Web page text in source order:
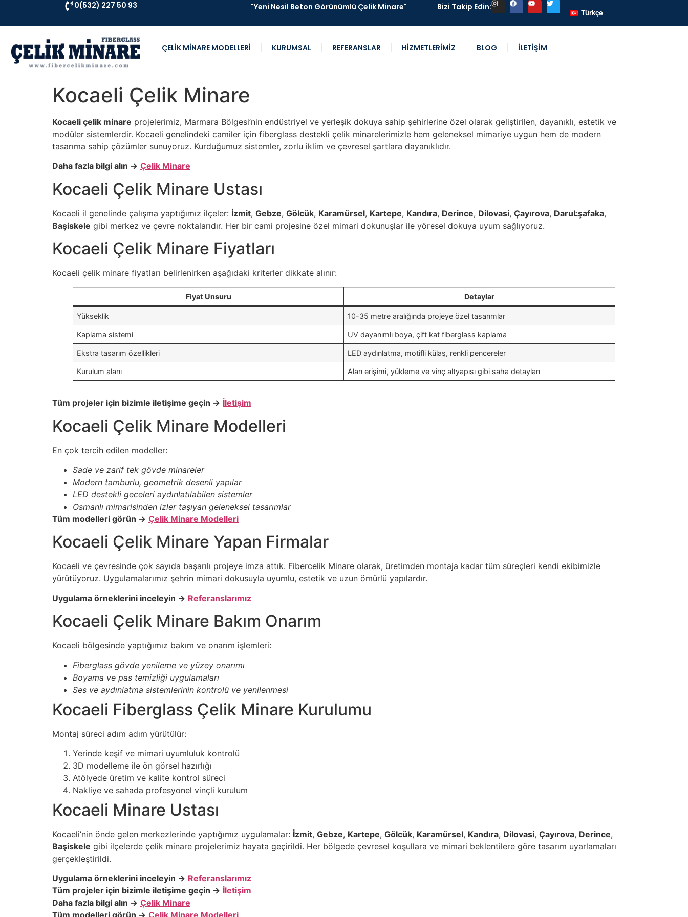
0(532) 227 50 93 "Yeni Nesil Beton Görünümlü Çelik Minare" Bizi Takip Edin:
Türkçe
ÇELİK MİNARE MODELLERİ KURUMSAL REFERANSLAR HİZMETLERİMİZ BLOG İLETİŞİM
Kocaeli Çelik Minare
Kocaeli çelik minare projelerimiz, Marmara Bölgesi’nin endüstriyel ve yerleşik dokuya sahip şehirlerine özel olarak geliştirilen, dayanıklı, estetik ve
modüler sistemlerdir. Kocaeli genelindeki camiler için fiberglass destekli çelik minarelerimizle hem geleneksel mimariye uygun hem de modern
tasarıma sahip çözümler sunuyoruz. Kurduğumuz sistemler, zorlu iklim ve çevresel şartlara dayanıklıdır.
Daha fazla bilgi alın → Çelik Minare
Kocaeli Çelik Minare Ustası
Kocaeli il genelinde çalışma yaptığımız ilçeler: İzmit, Gebze, Gölcük, Karamürsel, Kartepe, Kandıra, Derince, Dilovasi, Çayırova, DaruĿşafaka,
Başiskele gibi merkez ve çevre noktalarıdır. Her bir cami projesine özel mimari dokunuşlar ile yöresel dokuya uyum sağlıyoruz.
Kocaeli Çelik Minare Fiyatları
Kocaeli çelik minare fiyatları belirlenirken aşağıdaki kriterler dikkate alınır:
Fiyat Unsuru Detaylar
Yükseklik 10-35 metre aralığında projeye özel tasarımlar
Kaplama sistemi UV dayanımlı boya, çift kat fiberglass kaplama
Ekstra tasarım özellikleri LED aydınlatma, motifli külaş, renkli pencereler
Kurulum alanı Alan erişimi, yükleme ve vinç altyapısı gibi saha detayları
Tüm projeler için bizimle iletişime geçin → İletişim
Kocaeli Çelik Minare Modelleri
En çok tercih edilen modeller:
Sade ve zarif tek gövde minareler
Modern tamburlu, geometrik desenli yapılar
LED destekli geceleri aydınlatılabilen sistemler
Osmanlı mimarisinden izler taşıyan geleneksel tasarımlar
Tüm modelleri görün → Çelik Minare Modelleri
Kocaeli Çelik Minare Yapan Firmalar
Kocaeli ve çevresinde çok sayıda başarılı projeye imza attık. Fibercelik Minare olarak, üretimden montaja kadar tüm süreçleri kendi ekibimizle
yürütüyoruz. Uygulamalarımız şehrin mimari dokusuyla uyumlu, estetik ve uzun ömürlü yapılardır.
Uygulama örneklerini inceleyin → Referanslarımız
Kocaeli Çelik Minare Bakım Onarım
Kocaeli bölgesinde yaptığımız bakım ve onarım işlemleri:
Fiberglass gövde yenileme ve yüzey onarımı
Boyama ve pas temizliği uygulamaları
Ses ve aydınlatma sistemlerinin kontrolü ve yenilenmesi
Kocaeli Fiberglass Çelik Minare Kurulumu
Montaj süreci adım adım yürütülür:
Yerinde keşif ve mimari uyumluluk kontrolü
3D modelleme ile ön görsel hazırlığı
Atölyede üretim ve kalite kontrol süreci
Nakliye ve sahada profesyonel vinçli kurulum
Kocaeli Minare Ustası
Kocaeli’nin önde gelen merkezlerinde yaptığımız uygulamalar: İzmit, Gebze, Kartepe, Gölcük, Karamürsel, Kandıra, Dilovasi, Çayırova, Derince,
Başiskele gibi ilçelerde çelik minare projelerimiz hayata geçirildi. Her bölgede çevresel koşullara ve mimari beklentilere göre tasarım uyarlamaları
gerçekleştirildi.
Uygulama örneklerini inceleyin → Referanslarımız
Tüm projeler için bizimle iletişime geçin → İletişim
Daha fazla bilgi alın → Çelik Minare